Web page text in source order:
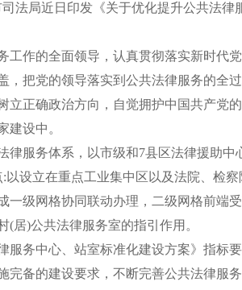
法局近日印发《关于优化提升公共法律
作的全面领导，认真贯彻落实新时代
把党的领导落实到公共法律服务的全
正确政治方向，自觉拥护中国共产党
建设中。
服务体系，以市级和7县区法律援助中
设立在重点工业集中区以及法院、检
级网格协同联动办理，二级网格前端
居)公共法律服务室的指引作用。
务中心、站室标准化建设方案》指标
备的建设要求，不断完善公共法律服